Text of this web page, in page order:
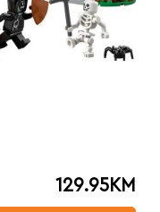
129.95KM